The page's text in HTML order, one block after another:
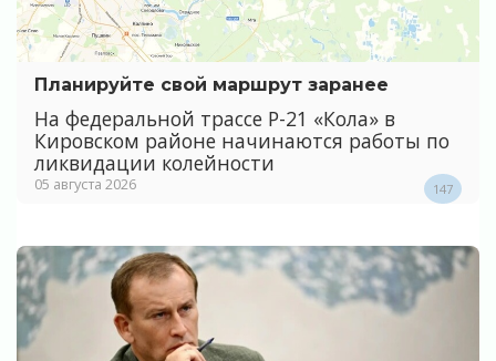
Планируйте свой маршрут заранее
На федеральной трассе Р-21 «Кола» в
Кировском районе начинаются работы по
ликвидации колейности
05 августа 2026 147